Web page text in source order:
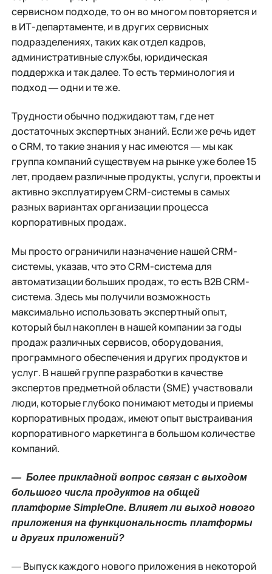
сервисном подходе, то он во многом повторяется и
в ИТ-департаменте, и в других сервисных
подразделениях, таких как отдел кадров,
административные службы, юридическая
поддержка и так далее. То есть терминология и
подход ― одни и те же.
Трудности обычно поджидают там, где нет
достаточных экспертных знаний. Если же речь идет
о CRM, то такие знания у нас имеются ― мы как
группа компаний существуем на рынке уже более 15
лет, продаем различные продукты, услуги, проекты и
активно эксплуатируем CRM-системы в самых
разных вариантах организации процесса
корпоративных продаж.
Мы просто ограничили назначение нашей CRM-
системы, указав, что это CRM-система для
автоматизации больших продаж, то есть B2B CRM-
система. Здесь мы получили возможность
максимально использовать экспертный опыт,
который был накоплен в нашей компании за годы
продаж различных сервисов, оборудования,
программного обеспечения и других продуктов и
услуг. В нашей группе разработки в качестве
экспертов предметной области (SME) участвовали
люди, которые глубоко понимают методы и приемы
корпоративных продаж, имеют опыт выстраивания
корпоративного маркетинга в большом количестве
компаний.
― Более прикладной вопрос связан с выходом
большого числа продуктов на общей
платформе SimpleOne. Влияет ли выход нового
приложения на функциональность платформы
и других приложений?
― Выпуск каждого нового приложения в некоторой